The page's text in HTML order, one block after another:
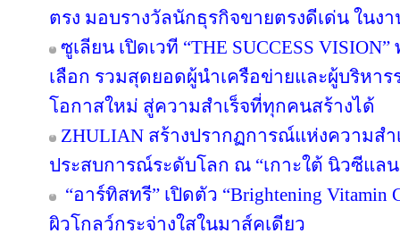
ตรง มอบรางวัลนักธุรกิจขายตรงดีเด่น ในงา
ซูเลียน เปิดเวที “THE SUCCESS
เลือก รวมสุดยอดผู้นำเครือข่ายและผู้บริหา
โอกาสใหม่ สู่ความสำเร็จที่ทุกคนสร้างได้
ZHULIAN สร้างปรากฏการณ์แห่งความสำ
ประสบการณ์ระดับโลก ณ “เกาะใต้ นิวซีแล
“อาร์ทิสทรี” เปิดตัว “Brightening Vitamin
ผิวโกลว์กระจ่างใสในมาส์คเดียว